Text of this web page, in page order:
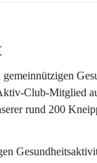
Club-Mitglied
rund 200